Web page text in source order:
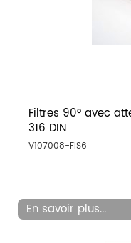
Filtres 90° avec
316 DIN
V107008-FIS6
En savoir plus...